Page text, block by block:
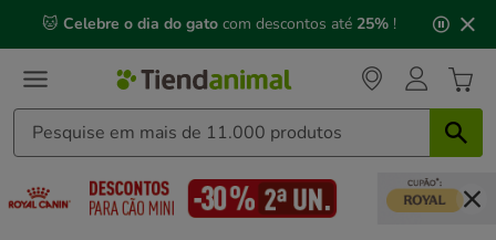
mensagem,
🐱 Celebre o dia do gato com descontos até 25% !